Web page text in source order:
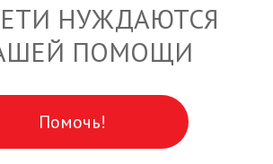
НУЖДАЮТСЯ
ПОМОЩИ
Помочь!